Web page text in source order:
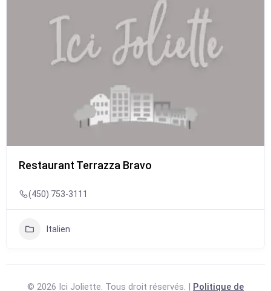
Restaurant Terrazza Bravo
(450) 753-3111
Italien
© 2026 Ici Joliette. Tous droit réservés. | Politique de